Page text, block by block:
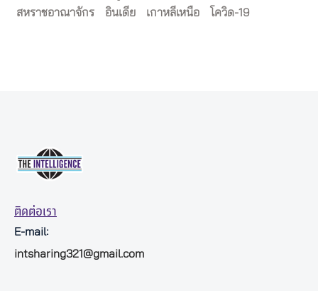
สหราชอาณาจักร
อินเดีย เกาหลีเหนือ โควิด-19
ติดต่อเรา
E-mail:
intsharing321@gmail.com